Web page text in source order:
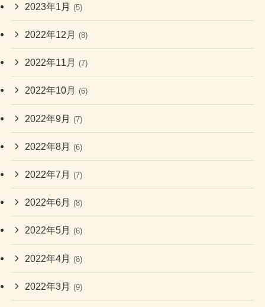
2023年1月 (5)
2022年12月 (8)
2022年11月 (7)
2022年10月 (6)
2022年9月 (7)
2022年8月 (6)
2022年7月 (7)
2022年6月 (8)
2022年5月 (6)
2022年4月 (8)
2022年3月 (9)